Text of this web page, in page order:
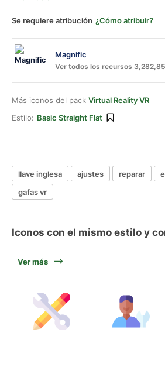
Se requiere atribución ¿Cómo atribuir?
Magnific
Ver todos los recursos
Más iconos del pack Virtual Reality VR
Estilo: Basic Straight Flat
llave inglesa ajustes reparar
gafas vr
Iconos con el mismo estilo y
Ver más